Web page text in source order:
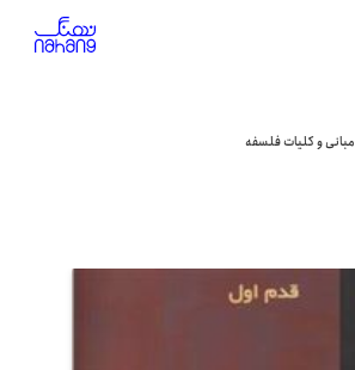
مبانی و کلیات فلسفه